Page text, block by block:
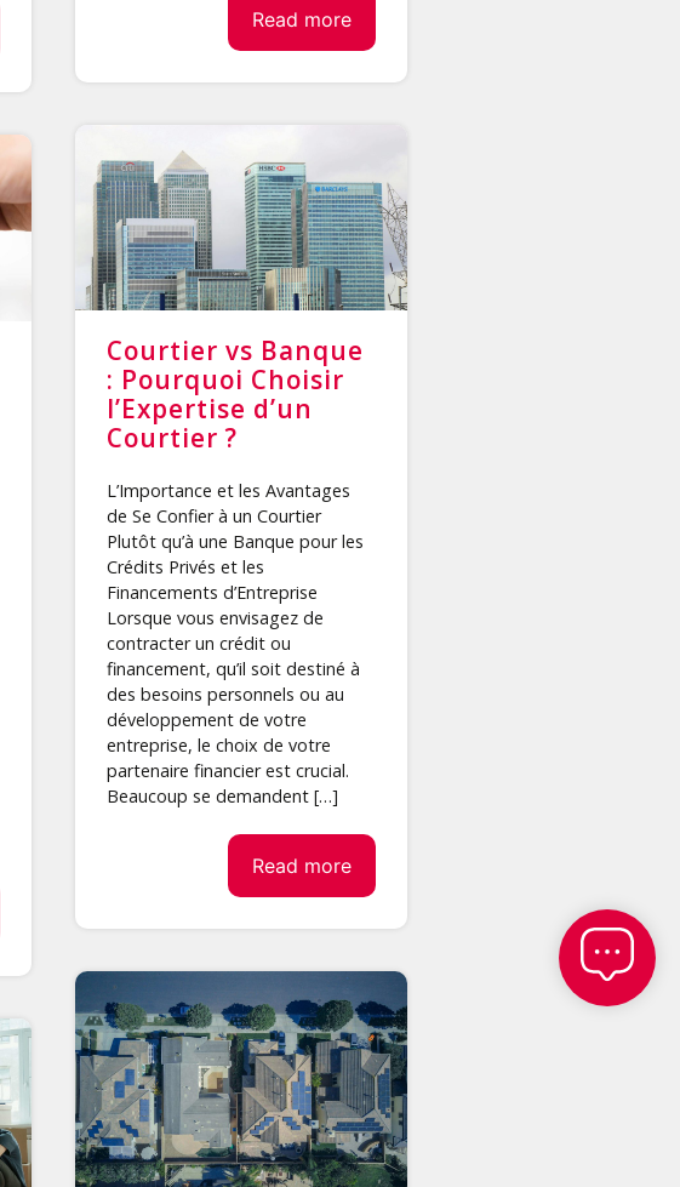
Read more
Courtier vs Banque
: Pourquoi Choisir
l’Expertise d’un
Courtier ?
L’Importance et les Avantages
de Se Confier à un Courtier
Plutôt qu’à une Banque pour les
Crédits Privés et les
Financements d’Entreprise
Lorsque vous envisagez de
contracter un crédit ou
financement, qu’il soit destiné à
des besoins personnels ou au
développement de votre
entreprise, le choix de votre
partenaire financier est crucial.
Beaucoup se demandent […]
Read more